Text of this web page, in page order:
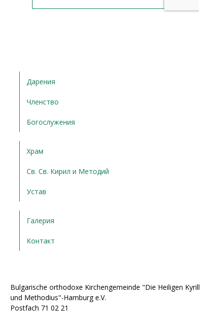
Дарения
Членство
Богослужения
Храм
Св. Св. Кирил и Методий
Устав
Галерия
Контакт
Bulgarische orthodoxe Kirchengemeinde "Die Heiligen Kyrill
und Methodius"-Hamburg e.V.
Postfach 71 02 21